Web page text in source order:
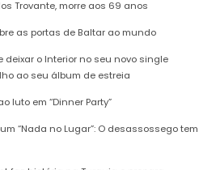
Trovante, morre aos 69 anos
as portas de Baltar ao mundo
o Interior no seu novo single
ao seu álbum de estreia
luto em “Dinner Party”
“Nada no Lugar”: O desassossego tem